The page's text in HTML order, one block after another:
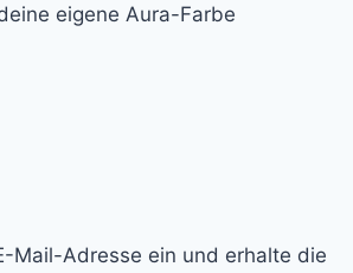
eigene Aura-Farbe
Mail-Adresse ein und erhalte die